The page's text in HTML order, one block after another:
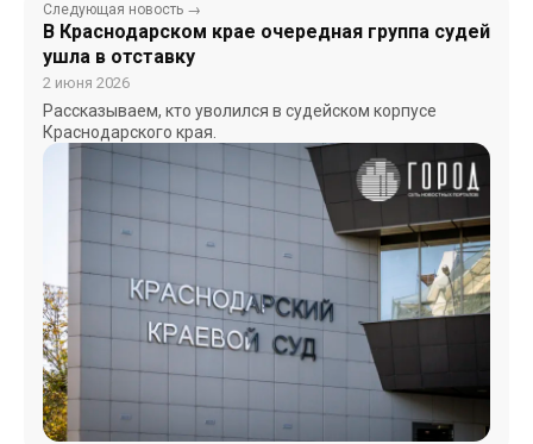
Следующая новость →
В Краснодарском крае очередная группа судей
ушла в отставку
2 июня 2026
Рассказываем, кто уволился в судейском корпусе
Краснодарского края.